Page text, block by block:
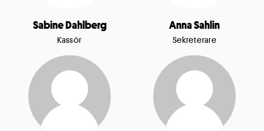
Sabine Dahlberg
Kassör
Anna Sahlin
Sekreterare